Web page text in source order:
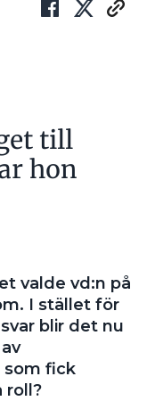
till
hon
valde vd:n på
I stället för
blir det nu
som fick
roll?